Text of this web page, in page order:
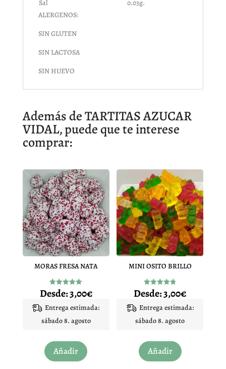
Sal
0.03g.
ALERGENOS:
SIN GLUTEN
SIN LACTOSA
SIN HUEVO
Además de TARTITAS AZUCAR
VIDAL, puede que te interese
comprar:
MORAS FRESA NATA
Valorado
con
de 5
Desde:3,00€
Entrega estimada:
sábado 8. agosto
Añadir
producto
MINI OSITO BRILLO
Valorado
con
de 5
Desde:3,00€
Entrega estimada:
sábado 8. agosto
Añadir
producto